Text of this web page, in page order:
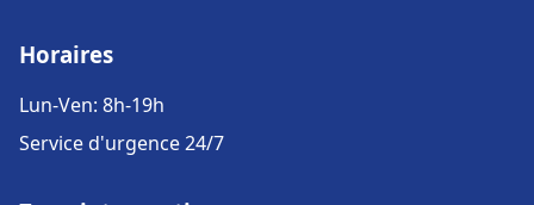
Horaires
Lun-Ven: 8h-19h
Service d'urgence 24/7